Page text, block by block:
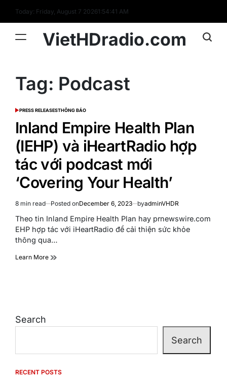
content
Today: Friday, August 7 20261:54:41 AM
VietHDradio.com
Tag: Podcast
POSTED
PRESS RELEASESTHÔNG BÁO
Inland Empire Health Plan
(IEHP) và iHeartRadio hợp
tác với podcast mới
‘Covering Your Health’
Estimated
read
time
8 min read Posted onDecember 6, 2023 byadminVHDR
Theo tin Inland Empire Health Plan hay prnewswire.com
EHP hợp tác với iHeartRadio để cải thiện sức khỏe
thông qua…
Learn More
Search
Search
RECENT POSTS